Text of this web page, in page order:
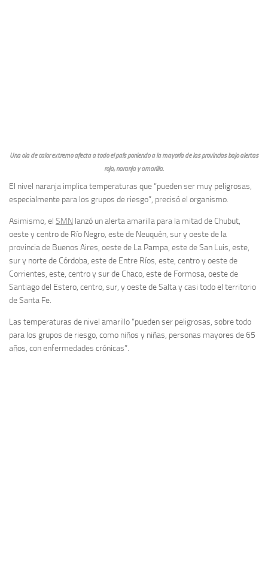
Una ola de calor extremo afecta a todo el país poniendo a la mayoría de las provincias bajo alertas
roja, naranja y amarilla.
El nivel naranja implica temperaturas que “pueden ser muy peligrosas,
especialmente para los grupos de riesgo”, precisó el organismo.
Asimismo, el SMN lanzó un alerta amarilla para la mitad de Chubut,
oeste y centro de Río Negro, este de Neuquén, sur y oeste de la
provincia de Buenos Aires, oeste de La Pampa, este de San Luis, este,
sur y norte de Córdoba, este de Entre Ríos, este, centro y oeste de
Corrientes, este, centro y sur de Chaco, este de Formosa, oeste de
Santiago del Estero, centro, sur, y oeste de Salta y casi todo el territorio
de Santa Fe.
Las temperaturas de nivel amarillo “pueden ser peligrosas, sobre todo
para los grupos de riesgo, como niños y niñas, personas mayores de 65
años, con enfermedades crónicas”.